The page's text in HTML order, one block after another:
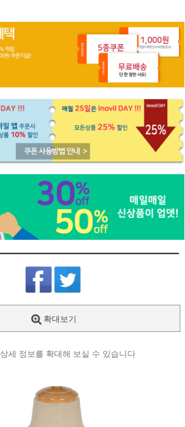
확대보기
상세 정보를 확대해 보실 수 있습니다